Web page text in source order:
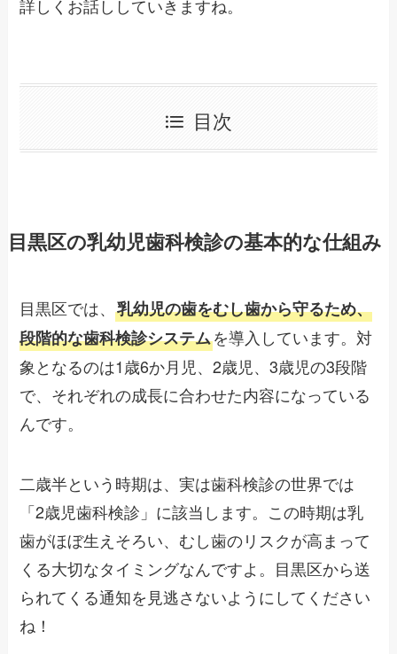
詳しくお話ししていきますね。
目次
目黒区の乳幼児歯科検診の基本的な仕組み
目黒区では、乳幼児の歯をむし歯から守るため、
段階的な歯科検診システムを導入しています。対
象となるのは1歳6か月児、2歳児、3歳児の3段階
で、それぞれの成長に合わせた内容になっている
んです。
二歳半という時期は、実は歯科検診の世界では
「2歳児歯科検診」に該当します。この時期は乳
歯がほぼ生えそろい、むし歯のリスクが高まって
くる大切なタイミングなんですよ。目黒区から送
られてくる通知を見逃さないようにしてください
ね！